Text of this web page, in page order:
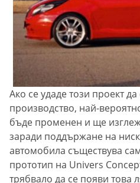
Ако се удаде този проект
производство, най-
бъде променен и ще
заради поддържане на
автомобила съществува
прототип на Univers
трябвало да се появи това